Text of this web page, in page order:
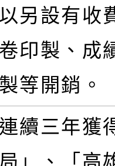
另設有收
印製、成
等開銷。
續三年獲